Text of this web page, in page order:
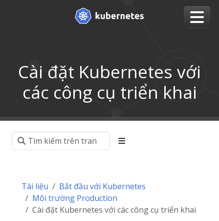
Cài đặt Kubernetes với
các công cụ triển khai
Tài liệu
Bắt đầu với Kubernetes
Môi trường Production
Cài đặt Kubernetes với các công cụ triển khai